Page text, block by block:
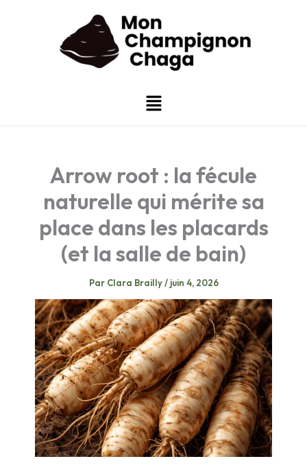
Menu
Arrow root : la fécule
naturelle qui mérite sa
place dans les placards
(et la salle de bain)
Par Clara Brailly/ juin 4, 2026